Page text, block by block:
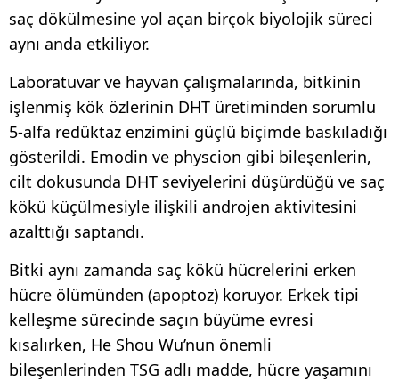
saç dökülmesine yol açan birçok biyolojik süreci
aynı anda etkiliyor.
Laboratuvar ve hayvan çalışmalarında, bitkinin
işlenmiş kök özlerinin DHT üretiminden sorumlu
5-alfa redüktaz enzimini güçlü biçimde baskıladığı
gösterildi. Emodin ve physcion gibi bileşenlerin,
cilt dokusunda DHT seviyelerini düşürdüğü ve saç
kökü küçülmesiyle ilişkili androjen aktivitesini
azalttığı saptandı.
Bitki aynı zamanda saç kökü hücrelerini erken
hücre ölümünden (apoptoz) koruyor. Erkek tipi
kelleşme sürecinde saçın büyüme evresi
kısalırken, He Shou Wu’nun önemli
bileşenlerinden TSG adlı madde, hücre yaşamını